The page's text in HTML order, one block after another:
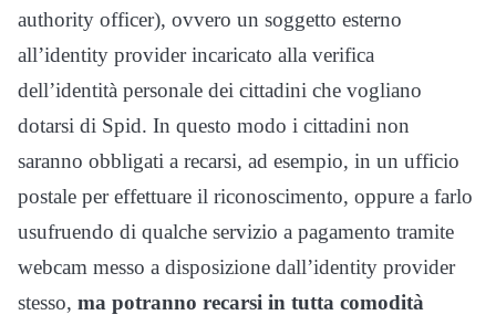
authority officer), ovvero un soggetto esterno
all’identity provider incaricato alla verifica
dell’identità personale dei cittadini che vogliano
dotarsi di Spid. In questo modo i cittadini non
saranno obbligati a recarsi, ad esempio, in un ufficio
postale per effettuare il riconoscimento, oppure a farlo
usufruendo di qualche servizio a pagamento tramite
webcam messo a disposizione dall’identity provider
stesso, ma potranno recarsi in tutta comodità